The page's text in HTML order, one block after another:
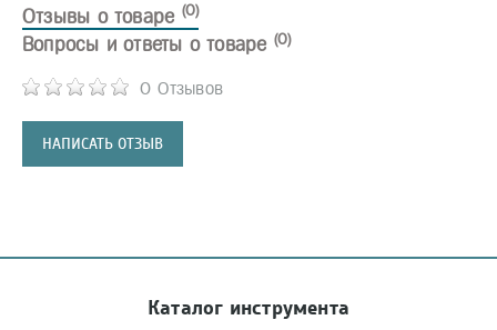
Отзывы о товаре (0)
0 Отзывов
НАПИСАТЬ ОТЗЫВ
Вопросы и ответы о товаре (0)
Каталог инструмента